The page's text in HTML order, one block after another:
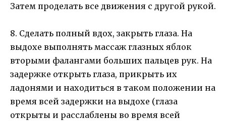
Затем проделать все движения с другой рукой.
8. Сделать полный вдох, закрыть глаза. На
выдохе выполнять массаж глазных яблок
вторыми фалангами больших пальцев рук. На
задержке открыть глаза, прикрыть их
ладонями и находиться в таком положении на
время всей задержки на выдохе (глаза
открыты и расслаблены во время всей